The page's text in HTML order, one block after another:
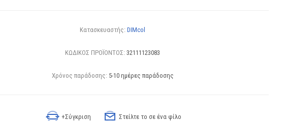
Κατασκευαστής: DIMcol
ΚΩΔΙΚΟΣ ΠΡΟΪΟΝΤΟΣ: 32111123083
Χρόνος παράδοσης: 5-10 ημέρες παράδοσης
+Σύγκριση Στείλτε το σε ένα φίλο